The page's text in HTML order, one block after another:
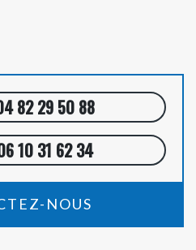
82 29 50 88
10 31 62 34
NOUS